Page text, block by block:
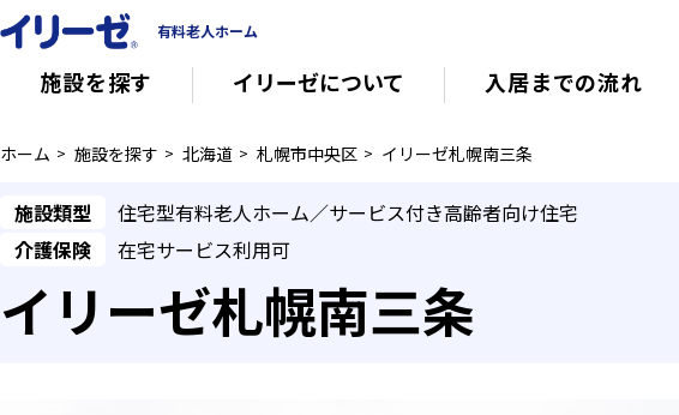
有料老人ホーム
施設を探す イリーゼについて 入居までの流れ
意外と知らない介護保険の基本
その他
ホーム 施設を探す 北海道 札幌市中央区 イリーゼ札幌南三条
施設類型
住宅型有料老人ホーム／サービス付き高齢者向け住宅
介護保険
在宅サービス利用可
イリーゼ札幌南三条